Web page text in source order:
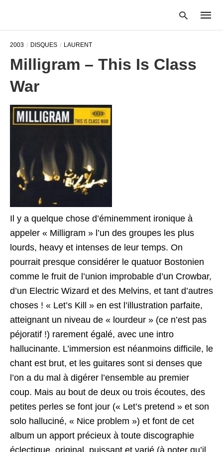
2003 DISQUES LAURENT
Milligram – This Is Class
War
Il y a quelque chose d’éminemment ironique à
appeler « Milligram » l’un des groupes les plus
lourds, heavy et intenses de leur temps. On
pourrait presque considérer le quatuor Bostonien
comme le fruit de l’union improbable d’un Crowbar,
d’un Electric Wizard et des Melvins, et tant d’autres
choses ! « Let’s Kill » en est l’illustration parfaite,
atteignant un niveau de « lourdeur » (ce n’est pas
péjoratif !) rarement égalé, avec une intro
hallucinante. L’immersion est néanmoins difficile, le
chant est brut, et les guitares sont si denses que
l’on a du mal à digérer l’ensemble au premier
coup. Mais au bout de deux ou trois écoutes, des
petites perles se font jour (« Let’s pretend » et son
solo halluciné, « Nice problem ») et font de cet
album un apport précieux à toute discographie
éclectique, original, puissant et varié (à noter qu’il